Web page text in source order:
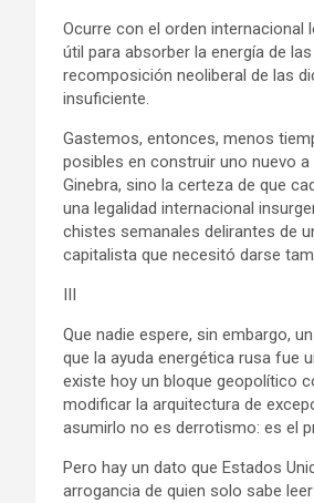
Ocurre con el orden
útil para absorber la energía de
recomposición neoliberal de las
insuficiente.
Gastemos, entonces, menos
posibles en construir uno nuevo
Ginebra, sino la certeza de que
una legalidad internacional
chistes semanales delirantes de
capitalista que necesitó darse
Que nadie espere, sin embargo,
que la ayuda energética rusa fue
existe hoy un bloque geopolítico
modificar la arquitectura de
asumirlo no es derrotismo: es el
Pero hay un dato que Estados
arrogancia de quien solo sabe